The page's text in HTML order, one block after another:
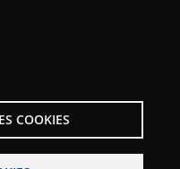
COOKIES